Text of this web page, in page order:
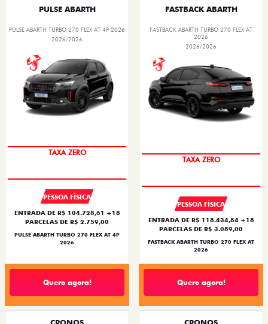
PULSE ABARTH
PULSE ABARTH TURBO 270 FLEX AT 4P 2026
2026/2026
TAXA ZERO
PESSOA FÍSICA
ENTRADA DE R$ 104.728,61 +18
PARCELAS DE R$ 2.759,00
PULSE ABARTH TURBO 270 FLEX AT 4P
2026
Quero agora!
FASTBACK ABARTH
FASTBACK ABARTH TURBO 270 FLEX AT
2026
2026/2026
TAXA ZERO
PESSOA FÍSICA
ENTRADA DE R$ 118.434,84 +18
PARCELAS DE R$ 3.089,00
FASTBACK ABARTH TURBO 270 FLEX AT
2026
Quero agora!